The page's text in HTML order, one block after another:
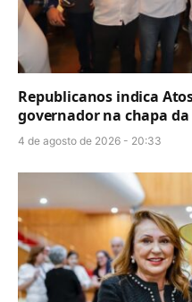
Republicanos indica
governador na chapa
4 de agosto de 2026 - 20:33